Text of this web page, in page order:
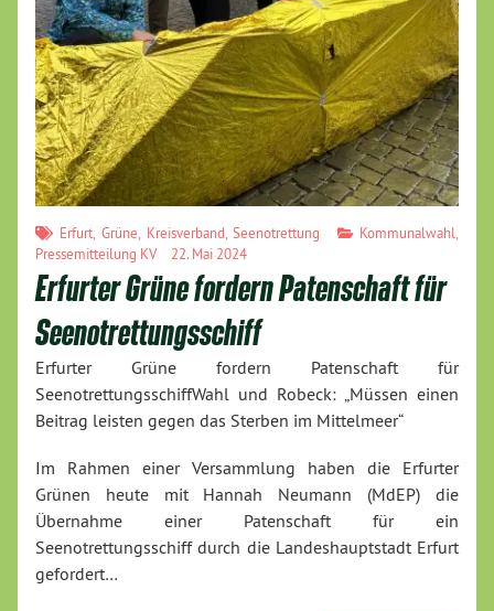
Erfurt, Grüne Kreisverband ,Seenotrettung Kommunalwahl
Pressemitteilung KV
22. Mai 2024
Erfurter Grüne fordern Patenschaft für
Seenotrettungsschiff
Erfurter Grüne fordern Patenschaft für
SeenotrettungsschiffWahl und Robeck: „Müssen einen
Beitrag leisten gegen das Sterben im Mittelmeer“
Im Rahmen einer Versammlung haben die Erfurter
Grünen heute mit Hannah Neumann (MdEP) die
Übernahme einer Patenschaft für ein
Seenotrettungsschiff durch die Landeshauptstadt Erfurt
gefordert…